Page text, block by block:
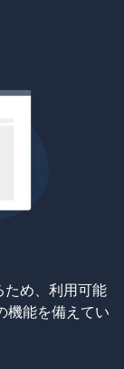
め、利用可能
機能を備えてい